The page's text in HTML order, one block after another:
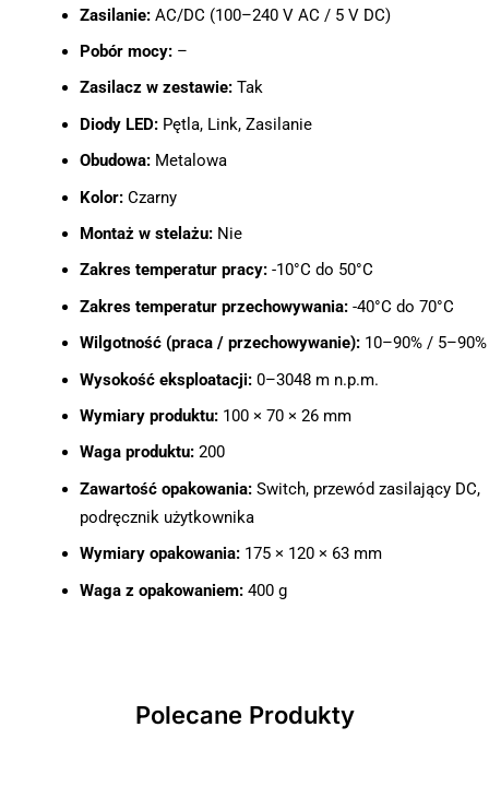
Zasilanie:AC/DC (100–240 V AC / 5 V DC)
Pobór mocy:–
Zasilacz w zestawie:Tak
Diody LED:Pętla, Link, Zasilanie
Obudowa:Metalowa
Kolor:Czarny
Montaż w stelażu:Nie
Zakres temperatur pracy:-10°C do 50°C
Zakres temperatur przechowywania:-40°C do 70°C
Wilgotność (praca / przechowywanie):10–90% / 5–90%
Wysokość eksploatacji:0–3048 m n.p.m.
Wymiary produktu:100 × 70 × 26 mm
Waga produktu:200
Zawartość opakowania:Switch, przewód zasilający DC,
podręcznik użytkownika
Wymiary opakowania:175 × 120 × 63 mm
Waga z opakowaniem:400 g
Polecane Produkty